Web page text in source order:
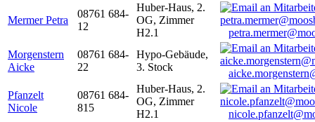
Mermer Petra
08761 684-
12
Huber-Haus, 2.
OG, Zimmer
H2.1
Morgenstern
Aicke
08761 684-
22
Hypo-Gebäude,
3. Stock
Pfanzelt
Nicole
08761 684-
815
Huber-Haus, 2.
OG, Zimmer
H2.1